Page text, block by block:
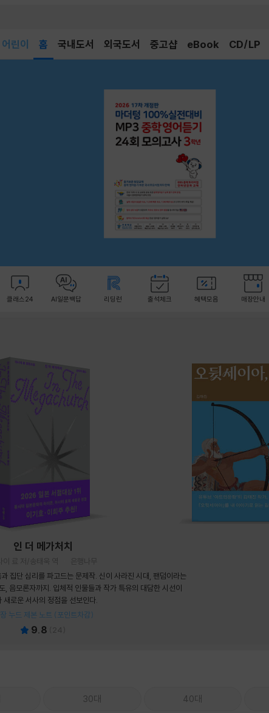
독후감
어린이
홈 국내도서 외국도서 중고샵 eBook CD/LP
클래스24 AI일문백답 리딩런 출석체크 혜택모음 매장안내
인 더 메가처치
이 료 저/송태욱 역
은행나무
집단 심리를 파고드는 문제작. 신이 사라진 시대, 팬덤이라는
, 음모론자까지. 입체적 인물들과 작가 특유의 대담한 시선이
새로운 서사의 정점을 선보인다.
누드 제본 노트 (포인트차감)
9.8 24
30대 40대